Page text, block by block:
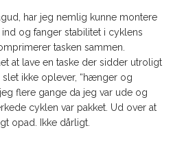
har jeg nemlig kunne montere
og fanger stabilitet i cyklens
tasken sammen.
at lave en taske der sidder utroligt
ikke oplever, “hænger og
flere gange da jeg var ude og
cyklen var pakket. Ud over at
opad. Ikke dårligt.